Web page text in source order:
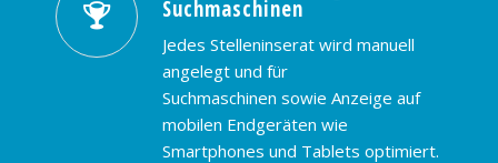
Suchmaschinen
Jedes Stelleninserat wird manuell
angelegt und für
Suchmaschinen sowie Anzeige auf
mobilen Endgeräten wie
Smartphones und Tablets optimiert.